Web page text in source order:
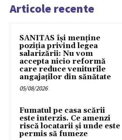
Articole recente
SANITAS își menține
poziția privind legea
salarizării: Nu vom
accepta nicio reformă
care reduce veniturile
angajaților din sănătate
05/08/2026
Fumatul pe casa scării
este interzis. Ce amenzi
riscă locatarii și unde este
permis să fumeze